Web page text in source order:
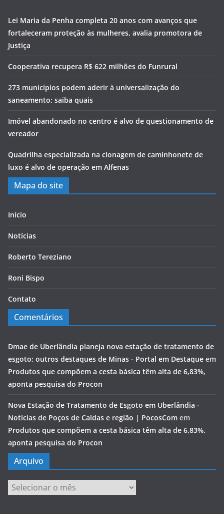
Lei Maria da Penha completa 20 anos com avanços que
fortaleceram proteção às mulheres, avalia promotora de
Justiça
Cooperativa recupera R$ 622 milhões do Funrural
273 municípios podem aderir à universalização do
saneamento; saiba quais
Imóvel abandonado no centro é alvo de questionamento de
vereador
Quadrilha especializada na clonagem de caminhonete de
luxo é alvo de operação em Alfenas
Mapa do site
Início
Notícias
Roberto Tereziano
Roni Bispo
Contato
Comentários
Dmae de Uberlândia planeja nova estação de tratamento de
esgoto; outros destaques de Minas - Portal em Destaque em
Produtos que compõem a cesta básica têm alta de 6,83%,
aponta pesquisa do Procon
Nova Estação de Tratamento de Esgoto em Uberlândia -
Notícias de Poços de Caldas e região | PocosCom em
Produtos que compõem a cesta básica têm alta de 6,83%,
aponta pesquisa do Procon
Arquivo
Arquivo